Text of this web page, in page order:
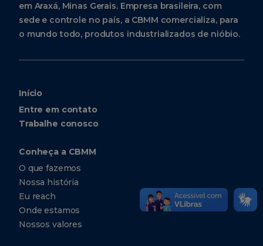
em Araxá, Minas Gerais. Empresa brasileira, com
sede e controle no país, a CBMM comercializa, para
o mundo todo, produtos industrializados de nióbio.
Início
Entre em contato
Trabalhe conosco
Conheça a CBMM
O que fazemos
Nossa história
Eu reach
Onde estamos
Nossos valores